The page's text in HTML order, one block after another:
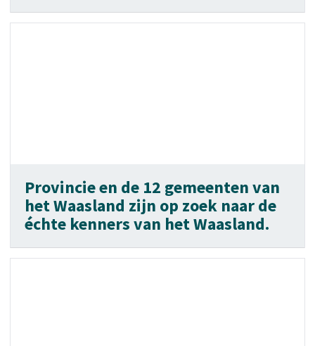
Provincie en de 12 gemeenten van
het Waasland zijn op zoek naar de
échte kenners van het Waasland.